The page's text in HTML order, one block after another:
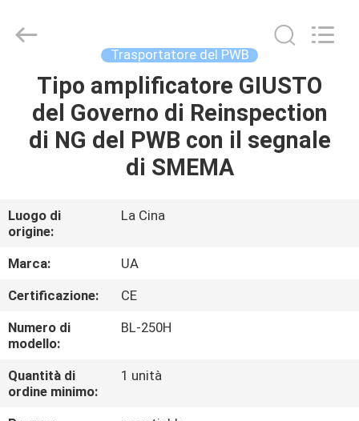
CASA
PRODOTTI
NOI
GIRO
DELLA
FABBRICA
CONTROLLO
DI
UNIQUE
AUTOMATION
Trasportatore del PWB
Tipo amplificatore GIUSTO
del Governo di Reinspection
di NG del PWB con il segnale
di SMEMA
Luogo di
origine:
La Cina
Marca:
UA
Certificazione:
CE
Numero di
modello:
BL-250H
Quantità di
ordine minimo:
1 unità